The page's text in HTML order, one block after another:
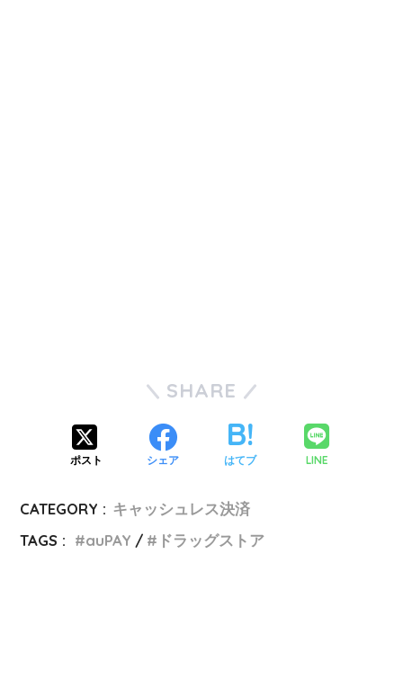
SHARE
ポスト シェア はてブ LINE
CATEGORY : キャッシュレス決済
TAGS :
auPAY ドラッグストア